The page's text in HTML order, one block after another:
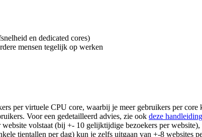
en dedicated cores)
mensen tegelijk op werken
per virtuele CPU core, waarbij je meer gebruikers per
Voor een gedetailleerd advies, zie ook deze
volstaat (bij +- 10 gelijktijdige bezoekers per
tientallen per dag) kun je zelfs uitgaan van +-8 websites